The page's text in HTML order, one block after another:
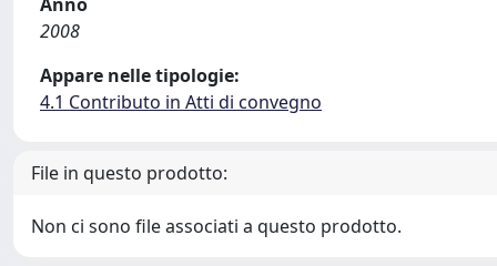
2008
Appare nelle tipologie:
4.1 Contributo in Atti di convegno
File in questo prodotto:
Non ci sono file associati a questo prodotto.